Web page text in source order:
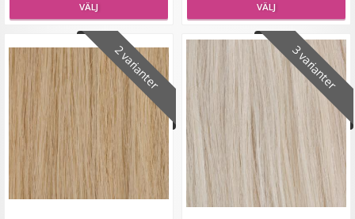
Syntetiskt löshår Gloriatråd rakt - Ljusblond #613
VÄLJ VÄLJ
2 varianter 3 varianter